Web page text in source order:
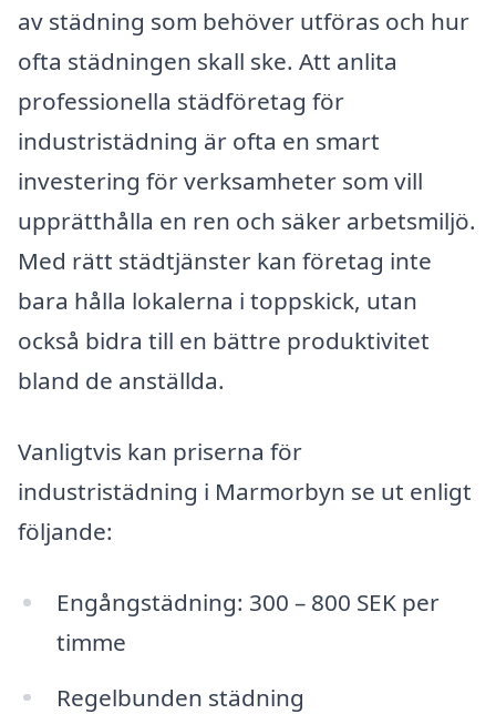
av städning som behöver utföras och hur
ofta städningen skall ske. Att anlita
professionella städföretag för
industristädning är ofta en smart
investering för verksamheter som vill
upprätthålla en ren och säker arbetsmiljö.
Med rätt städtjänster kan företag inte
bara hålla lokalerna i toppskick, utan
också bidra till en bättre produktivitet
bland de anställda.
Vanligtvis kan priserna för
industristädning i Marmorbyn se ut enligt
följande:
Engångstädning: 300 – 800 SEK per
timme
Regelbunden städning